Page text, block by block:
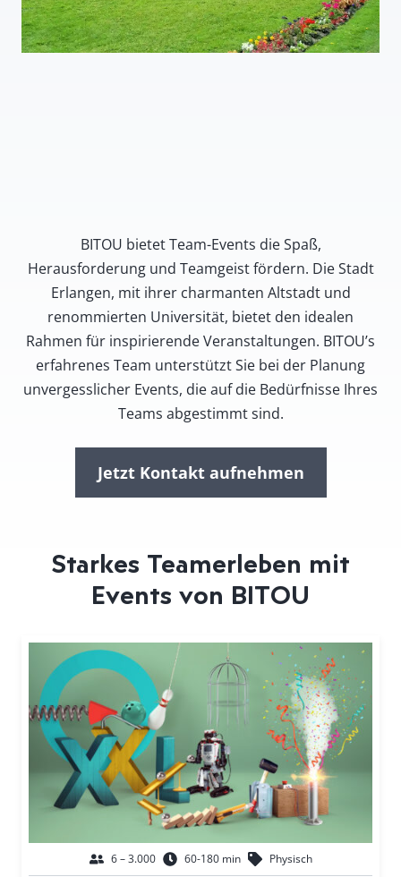
BITOU bietet Team-Events die Spaß,
Herausforderung und Teamgeist fördern. Die Stadt
Erlangen, mit ihrer charmanten Altstadt und
renommierten Universität, bietet den idealen
Rahmen für inspirierende Veranstaltungen. BITOU’s
erfahrenes Team unterstützt Sie bei der Planung
unvergesslicher Events, die auf die Bedürfnisse Ihres
Teams abgestimmt sind.
Jetzt Kontakt aufnehmen
Starkes Teamerleben mit
Events von BITOU
6 – 3.000 60-180 min Physisch